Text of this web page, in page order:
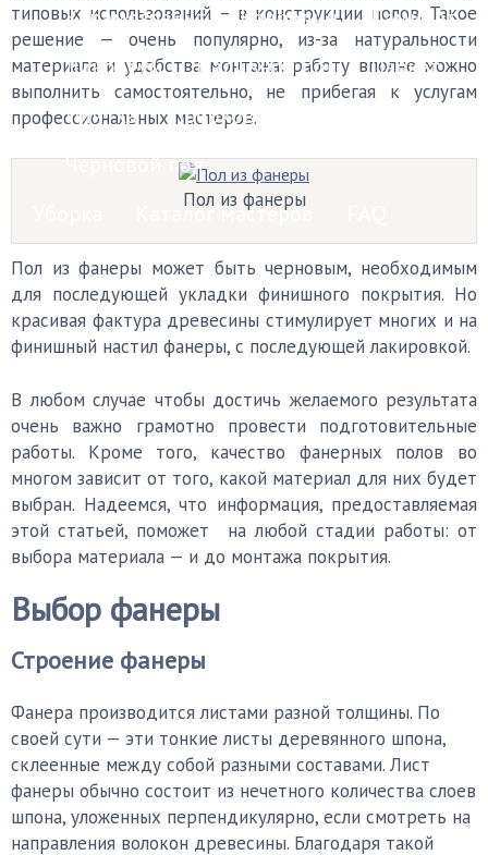
Керамогранит
Ковролин
Ламинат
Линолеум
Наливной пол
Паркет
Плитка
Пробковый пол
Черновой пол
Каталог мастеров
типовых использований – в конструкции полов. Такое
решение — очень популярно, из-за натуральности
материала и удобства монтажа: работу вполне можно
выполнить самостоятельно, не прибегая к услугам
профессиональных мастеров.
Пол из фанеры
Пол из фанеры может быть черновым, необходимым
для последующей укладки финишного покрытия. Но
красивая фактура древесины стимулирует многих и на
финишный настил фанеры, с последующей лакировкой.
В любом случае чтобы достичь желаемого результата
очень важно грамотно провести подготовительные
работы. Кроме того, качество фанерных полов во
многом зависит от того, какой материал для них будет
выбран. Надеемся, что информация, предоставляемая
этой статьей, поможет на любой стадии работы: от
выбора материала — и до монтажа покрытия.
Выбор фанеры
Строение фанеры
Фанера производится листами разной толщины. По
своей сути — эти тонкие листы деревянного шпона,
склеенные между собой разными составами. Лист
фанеры обычно состоит из нечетного количества слоев
шпона, уложенных перпендикулярно, если смотреть на
направления волокон древесины. Благодаря такой